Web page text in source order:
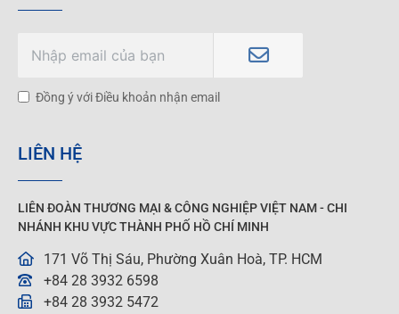
Đồng ý với Điều khoản nhận email
LIÊN HỆ
LIÊN ĐOÀN THƯƠNG MẠI &CÔNG NGHIỆPVIỆT NAM - CHI
NHÁNH KHU VỰC THÀNH PHỐ HỒ CHÍ MINH
171 Võ Thị Sáu, Phường Xuân Hoà, TP. HCM
+84 28 3932 6598
+84 28 3932 5472